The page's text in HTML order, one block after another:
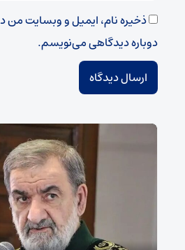
ذخیره نام، ایمیل و وبسایت من
دوباره دیدگاهی می‌نویسم.